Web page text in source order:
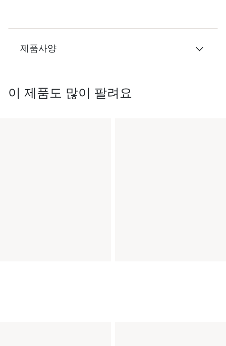
제품사양
이 제품도 많이 팔려요